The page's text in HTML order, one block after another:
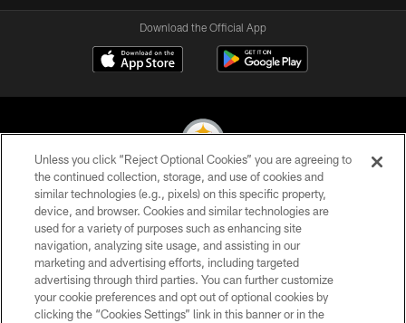
Download the Official App
© 2026 Pittsburgh Steelers. All Rights Reserved
PRIVACY POLICY
TERMS OF USE
ACCESSIBILITY
CONTACT US
Unless you click “Reject Optional Cookies” you are agreeing to
the continued collection, storage, and use of cookies and
similar technologies (e.g., pixels) on this specific property,
device, and browser. Cookies and similar technologies are
used for a variety of purposes such as enhancing site
navigation, analyzing site usage, and assisting in our
marketing and advertising efforts, including targeted
advertising through third parties. You can further customize
your cookie preferences and opt out of optional cookies by
clicking the “Cookies Settings” link in this banner or in the